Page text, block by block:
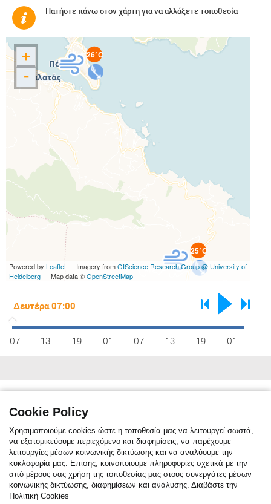
Πατήστε πάνω στον χάρτη για να αλλάξετε τοποθεσία
26°C
25°C
+
-
Powered by Leaflet— Imagery fromGIScience Research Group @ University of
Heidelberg— Map data ©OpenStreetMap
07 13 19 01 07 13 19 01
Η κλιματική αναφορά δείχνει τη μηνιαία μέση θερμοκρασία. Η κόκκινη
γραμμή είναι η μέση μέγιστη θερμοκρασία, ενώ η μπλε γραμμή είναι η
μέση ελάχιστη θερμοκρασία. Η μπλε στήλες δείχνουν τον μέσο όρο
ημερών/μήνα με βροχόπτωση. Για το τελευταίο εικοσιτετράωρο μέρα
Cookie Policy
Χρησιμοποιούμε cookies ώστε η τοποθεσία μας να λειτουργεί σωστά,
να εξατομικεύουμε περιεχόμενο και διαφημίσεις, να παρέχουμε
λειτουργίες μέσων κοινωνικής δικτύωσης και να αναλύουμε την
κυκλοφορία μας. Επίσης, κοινοποιούμε πληροφορίες σχετικά με την
από μέρους σας χρήση της τοποθεσίας μας στους συνεργάτες μέσων
κοινωνικής δικτύωσης, διαφημίσεων και ανάλυσης. Διαβάστε την
Πολιτική Cookies